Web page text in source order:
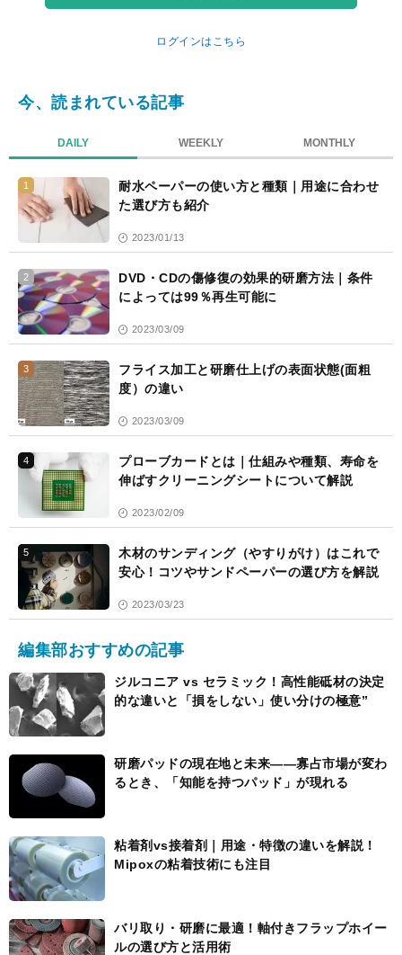
ログインはこちら
今、読まれている記事
DAILY WEEKLY MONTHLY
1
耐水ペーパーの使い方と種類｜用途に合わせ
た選び方も紹介
2023/01/13
2
DVD・CDの傷修復の効果的研磨方法｜条件
によっては99％再生可能に
2023/03/09
3
フライス加工と研磨仕上げの表面状態(面粗
度）の違い
2023/03/09
4
プローブカードとは｜仕組みや種類、寿命を
伸ばすクリーニングシートについて解説
2023/02/09
5
木材のサンディング（やすりがけ）はこれで
安心！コツやサンドペーパーの選び方を解説
2023/03/23
編集部おすすめの記事
ジルコニア vs セラミック！高性能砥材の決定
的な違いと「損をしない」使い分けの極意”
研磨パッドの現在地と未来――寡占市場が変わ
るとき、「知能を持つパッド」が現れる
粘着剤vs接着剤｜用途・特徴の違いを解説！
Mipoxの粘着技術にも注目
バリ取り・研磨に最適！軸付きフラップホイー
ルの選び方と活用術